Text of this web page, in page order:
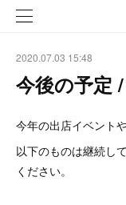
2020.07.03 15:48
今後の予定
今年の出店イベント
以下のものは継続し
ください。